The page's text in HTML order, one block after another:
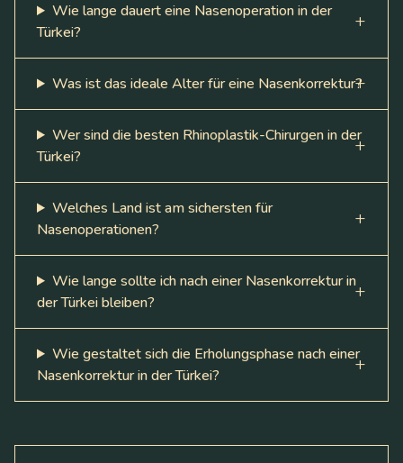
Wie lange dauert eine Nasenoperation in der
Türkei?
Was ist das ideale Alter für eine Nasenkorrektur?
Wer sind die besten Rhinoplastik-Chirurgen in der
Türkei?
Welches Land ist am sichersten für
Nasenoperationen?
Wie lange sollte ich nach einer Nasenkorrektur in
der Türkei bleiben?
Wie gestaltet sich die Erholungsphase nach einer
Nasenkorrektur in der Türkei?